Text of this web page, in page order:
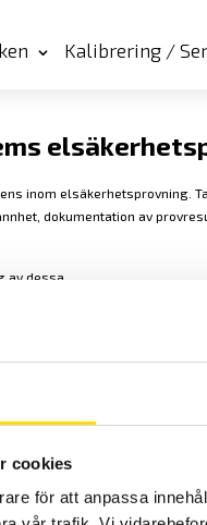
cookies
för att anpassa
Kalibrering /
inom
dokumentation av
dessa.
Cookies
CA Mätsystem AB